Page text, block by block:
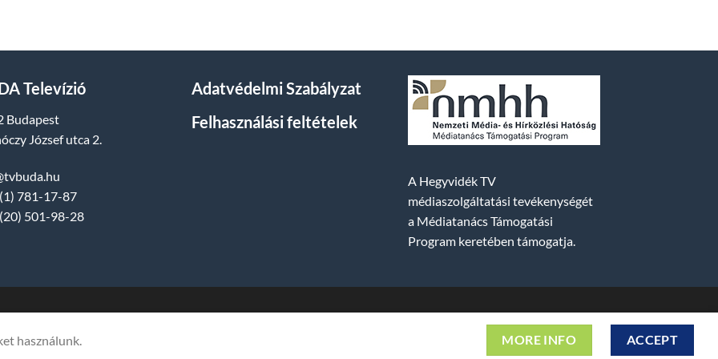
Televízió
Budapest
József utca 2.
781-17-87
501-98-28
Adatvédelmi Szabályzat
Felhasználási feltételek
A Hegyvidék TV
médiaszolgáltatási tevékenységét
a Médiatanács Támogatási
Program keretében támogatja.
Műsorszolgáltató Kft. | Budapest, Hungary, XII. Hajnóczy József utca 2. fszt. | Cg. 01-09-882523 | A weboldal 256 bit
használunk. MORE INFO ACCEPT